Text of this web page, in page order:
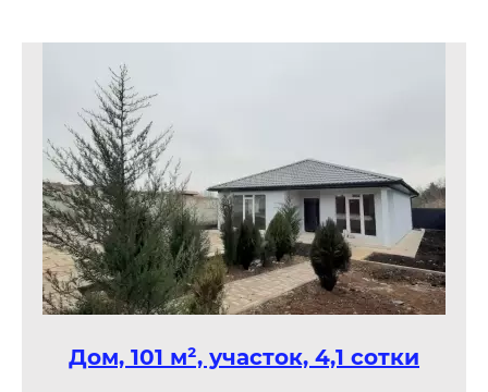
Дом, 101 м², участок, 4,1 сотки